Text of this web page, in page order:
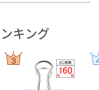
キング